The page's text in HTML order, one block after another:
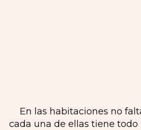
En las habitaciones no
cada una de ellas tiene todo